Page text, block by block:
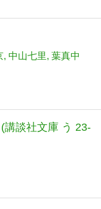
中山七里 葉真中
講談社文庫 う 23-